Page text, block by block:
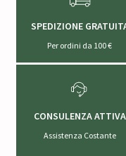
SPEDIZIONE
Per ordini da 100 €
CONSULENZA ATTIVA
Assistenza Costante